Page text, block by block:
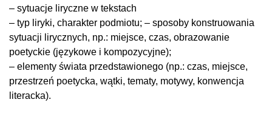
– sytuacje liryczne w tekstach
– typ liryki, charakter podmiotu; – sposoby konstruowania
sytuacji lirycznych, np.: miejsce, czas, obrazowanie
poetyckie (językowe i kompozycyjne);
– elementy świata przedstawionego (np.: czas, miejsce,
przestrzeń poetycka, wątki, tematy, motywy, konwencja
literacka).